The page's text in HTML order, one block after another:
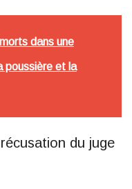
dans une
poussière et la
du juge